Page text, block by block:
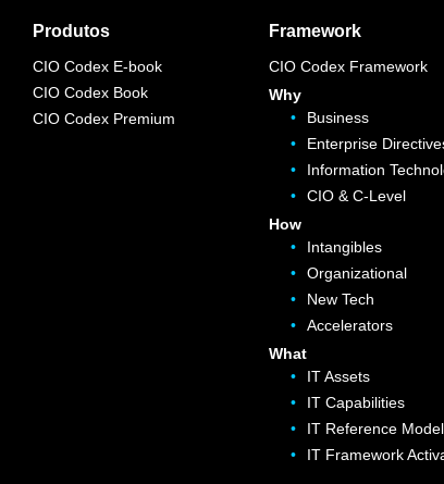
Produtos
CIO Codex E-book
CIO Codex Book
CIO Codex Premium
Framework
CIO Codex Framework
Why
Business
Enterprise
Information
CIO & C-Level
How
Intangibles
Organizational
New Tech
Accelerators
What
IT Assets
IT Capabilities
IT Reference Model
IT Framework